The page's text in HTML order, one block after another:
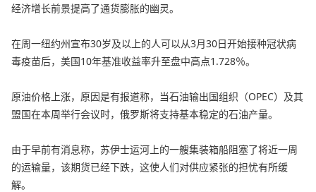
经济增长前景提高了通货膨胀的幽灵。
在周一纽约州宣布30岁及以上的人可以从3月30日开始接种冠状病
毒疫苗后，美国10年基准收益率升至盘中高点1.728％。
原油价格上涨，原因是有报道称，当石油输出国组织（OPEC）及其
盟国在本周举行会议时，俄罗斯将支持基本稳定的石油产量。
由于早前有消息称，苏伊士运河上的一艘集装箱船阻塞了将近一周
的运输量，该期货已经下跌，这使人们对供应紧张的担忧有所缓
解。